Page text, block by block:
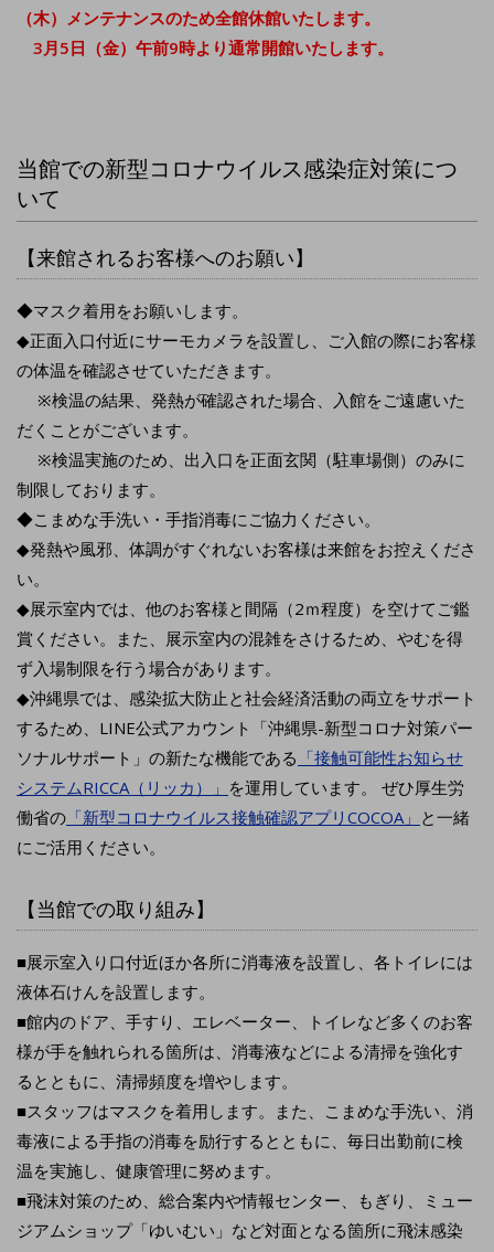
（木）メンテナンスのため全館休館いたします。
3月5日（金）午前9時より通常開館いたします。
当館での新型コロナウイルス感染症対策につ
いて
【来館されるお客様へのお願い】
◆マスク着用をお願いします。
◆正面入口付近にサーモカメラを設置し、ご入館の際にお客様
の体温を確認させていただきます。
※検温の結果、発熱が確認された場合、入館をご遠慮いた
だくことがございます。
※検温実施のため、出入口を正面玄関（駐車場側）のみに
制限しております。
◆こまめな手洗い・手指消毒にご協力ください。
◆発熱や風邪、体調がすぐれないお客様は来館をお控えくださ
い。
◆展示室内では、他のお客様と間隔（2ｍ程度）を空けてご鑑
賞ください。また、展示室内の混雑をさけるため、やむを得
ず入場制限を行う場合があります。
◆沖縄県では、感染拡大防止と社会経済活動の両立をサポート
するため、LINE公式アカウント「沖縄県-新型コロナ対策パー
ソナルサポート」の新たな機能である 「接触可能性お知らせ
システムRICCA（リッカ）」 を運用しています。 ぜひ厚生労
働省の 「新型コロナウイルス接触確認アプリCOCOA」 と一緒
にご活用ください。
【当館での取り組み】
■展示室入り口付近ほか各所に消毒液を設置し、各トイレには
液体石けんを設置します。
■館内のドア、手すり、エレベーター、トイレなど多くのお客
様が手を触れられる箇所は、消毒液などによる清掃を強化す
るとともに、清掃頻度を増やします。
■スタッフはマスクを着用します。また、こまめな手洗い、消
毒液による手指の消毒を励行するとともに、毎日出勤前に検
温を実施し、健康管理に努めます。
■飛沫対策のため、総合案内や情報センター、もぎり、ミュー
ジアムショップ「ゆいむい」など対面となる箇所に飛沫感染